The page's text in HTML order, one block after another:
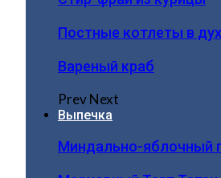
Постные котлеты в
Вареный краб
PrevNext
Выпечка
Миндально-яблочный